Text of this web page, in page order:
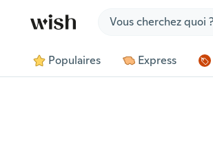
Populaires Express